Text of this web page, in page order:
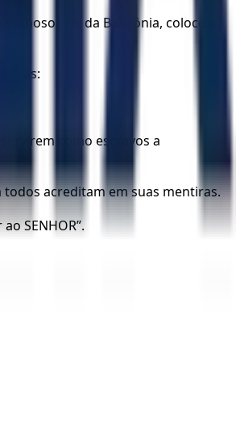
rei da Babilônia, colocou
como escravos a
todos acreditam em suas mentiras.
SENHOR”.